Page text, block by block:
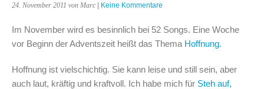
24. November 2011 von Marc | Keine Kommentare
Im November wird es besinnlich bei 52 Songs. Eine Woche
vor Beginn der Adventszeit heißt das Thema Hoffnung.
Hoffnung ist vielschichtig. Sie kann leise und still sein, aber
auch laut, kräftig und kraftvoll. Ich habe mich für Steh auf,